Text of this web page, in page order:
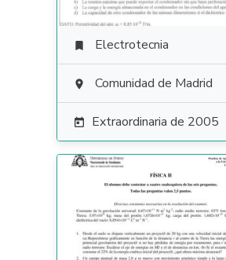
 Electrotecnia
 Comunidad de Madrid
 Extraordinaria de 2005